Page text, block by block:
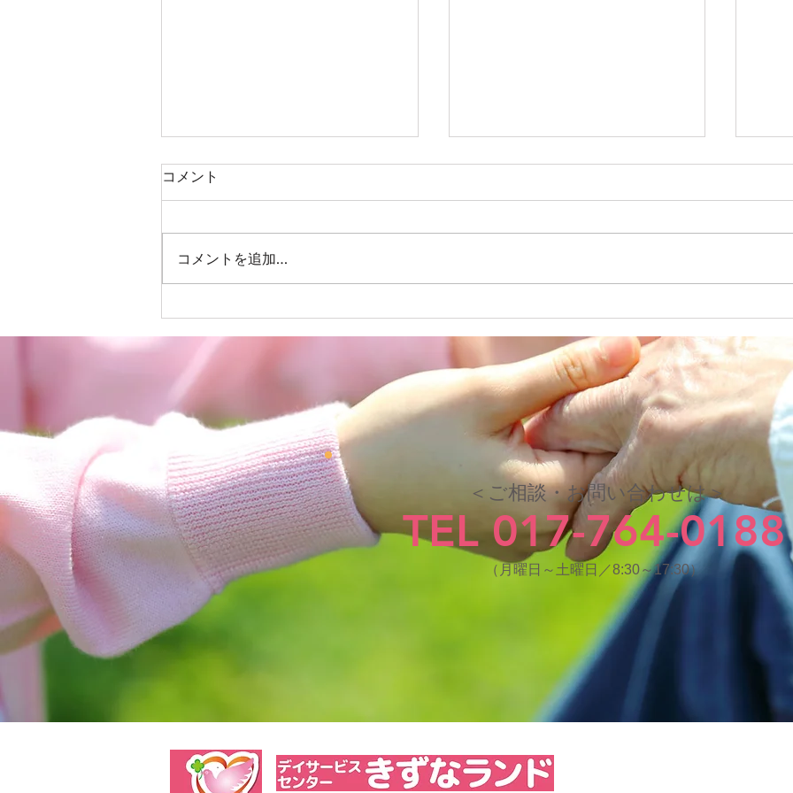
児童発達支援＆放課後等デイ
サービス
避
コメント
コメントを追加…
＜ご相談・お問い合わせは＞
TEL 017-764-0188
（月曜日～土曜日／8:30～17:30）